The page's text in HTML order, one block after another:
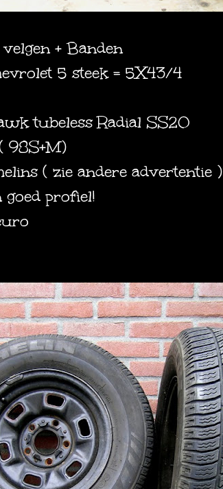
+ Banden
5 steek = 5X43/4
tubeless Radial SS20
( zie andere advertentie )
goed profiel!